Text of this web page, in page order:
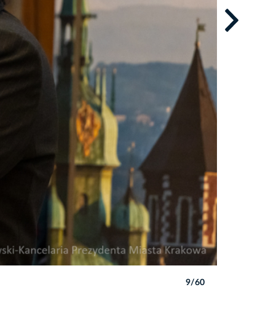
9/60